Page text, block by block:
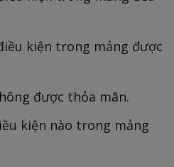
kiện trong mảng được
được thỏa mãn.
kiện nào trong mảng